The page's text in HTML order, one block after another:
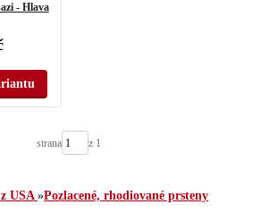
- Hlava
strana z 1
z USA»Pozlacené, rhodiované prsteny